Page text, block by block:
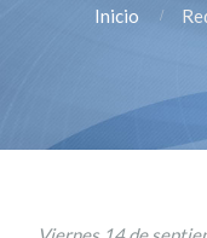
Inicio